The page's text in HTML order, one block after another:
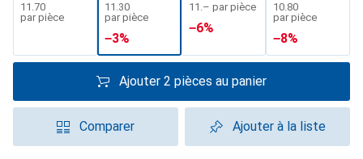
CHF
11.70
par pièce
CHF
11.30
par pièce
−3%
CHF
11.– par pièce
−6%
CHF
10.80
par pièce
−8%
Ajouter 2 pièces au panier
Comparer Ajouter à la liste